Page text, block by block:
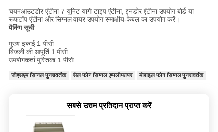
चयनआउटडोर एंटीना 7 यूनिट यागी टाइप एंटीना, इनडोर एंटीना उपयोग बोर्ड या
रूफटॉप एंटीना और सिग्नल वायर उपयोग समाक्षीय-केबल का उपयोग करें।
पैकिंग सूची
मुख्य इकाई 1 पीसी
बिजली की आपूर्ति 1 पीसी
उपयोगकर्ता पुस्तिका 1 पीसी
जीएसएम सिग्नल पुनरावर्तक सेल फोन सिग्नल एम्पलीफायर मोबाइल फोन सिग्नल पुनरावर्तक
सबसे उत्तम प्रतिदान प्राप्त करें